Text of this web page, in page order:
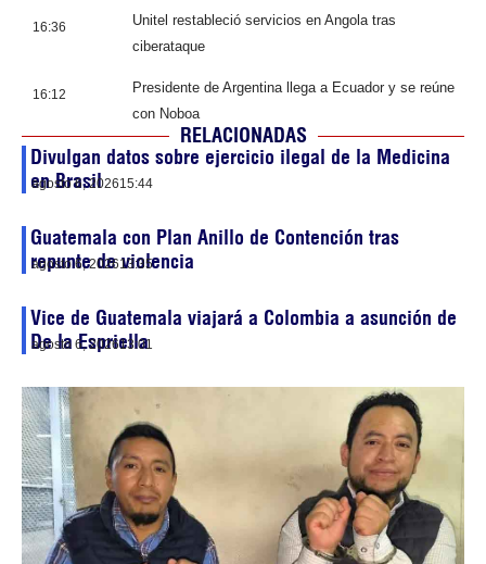
16:36
Unitel restableció servicios en Angola tras
ciberataque
16:12
Presidente de Argentina llega a Ecuador y se reúne
con Noboa
RELACIONADAS
Divulgan datos sobre ejercicio ilegal de la Medicina
en Brasil
agosto 6, 202615:44
Guatemala con Plan Anillo de Contención tras
repunte de violencia
agosto 6, 202613:35
Vice de Guatemala viajará a Colombia a asunción de
De la Espriella
agosto 6, 202613:01